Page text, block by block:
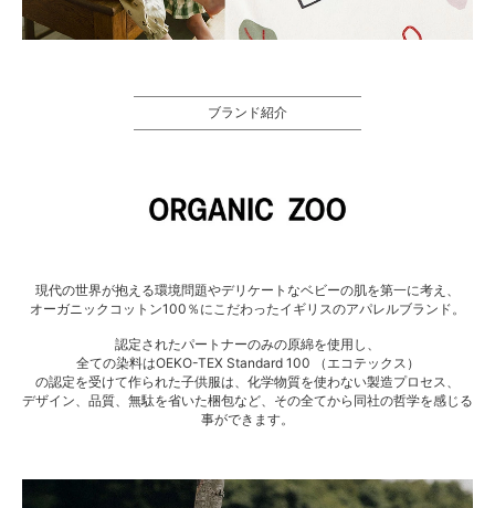
ブランド紹介
現代の世界が抱える環境問題やデリケートなベビーの肌を第一に考え、
オーガニックコットン100％にこだわったイギリスのアパレルブランド。
認定されたパートナーのみの原綿を使用し、
全ての染料はOEKO-TEX Standard 100 （エコテックス）
の認定を受けて作られた子供服は、化学物質を使わない製造プロセス、
デザイン、品質、無駄を省いた梱包など、その全てから同社の哲学を感じる
事ができます。